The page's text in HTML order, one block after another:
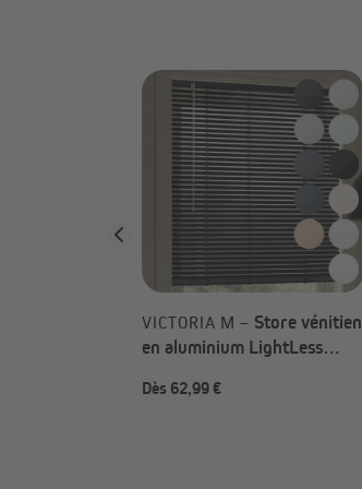
VICTORIA M – Store vénitien
en aluminium LightLess
Dès 62,99 €